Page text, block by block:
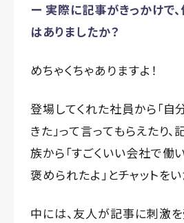
ー 実際に記事がきっかけで
はありましたか？
めちゃくちゃありますよ！
登場してくれた社員から「自
きた」って言ってもらえたり
族から「すごくいい会社で働
褒められたよ」とチャットを
中には、友人が記事に刺激